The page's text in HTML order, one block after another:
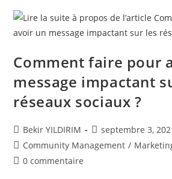
Froids
Comment faire pour
message impactant
réseaux sociaux ?
Auteur/autrice
de
la
publication :
Bekir YILDIRIM
Publication
publiée :
septembre 3,
Post
category:
Community Management /
Commentaires
0 commentaire